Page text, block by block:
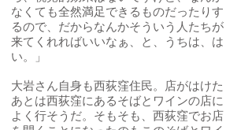
なくても全然満足できるものだったりす
るので、だからなんかそういう人たちが
来てくれればいいなぁ、と、うちは、は
い。」
大岩さん自身も西荻窪住民。店がはけた
あとは西荻窪にあるそばとワインの店に
よく行そうだ。そもそも、西荻窪でお店